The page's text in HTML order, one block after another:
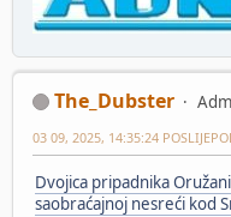
The_Dubster
03 09, 2025, 14:35:24
Dvojica pripadnika
saobraćajnoj nesreći kod